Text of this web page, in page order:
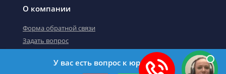
О компании
Форма обратной связи
Задать вопрос
У вас есть вопрос к юристу?